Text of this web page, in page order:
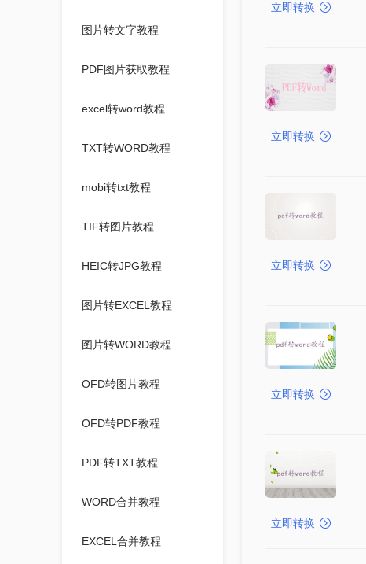
图片转文字教程
PDF图片获取教程
excel转word教程
TXT转WORD教程
mobi转txt教程
TIF转图片教程
HEIC转JPG教程
图片转EXCEL教程
图片转WORD教程
OFD转图片教程
OFD转PDF教程
PDF转TXT教程
WORD合并教程
EXCEL合并教程
立即转换
立即转换
立即转换
立即转换
立即转换